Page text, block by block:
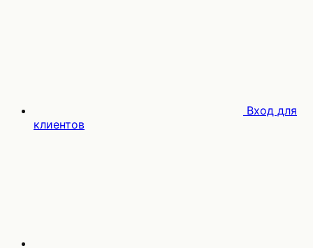
Вход для
клиентов